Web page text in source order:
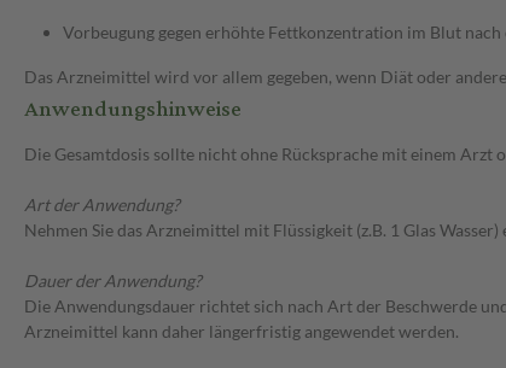
Vorbeugung gegen erhöhte Fettkonzentration im Blut
Das Arzneimittel wird vor allem gegeben, wenn Diät oder
Anwendungshinweise
Die Gesamtdosis sollte nicht ohne Rücksprache mit einem
Art der Anwendung?
Nehmen Sie das Arzneimittel mit Flüssigkeit (z.B. 1 Glas Wasser)
Dauer der Anwendung?
Die Anwendungsdauer richtet sich nach Art der Beschwerde
Arzneimittel kann daher längerfristig angewendet werden.